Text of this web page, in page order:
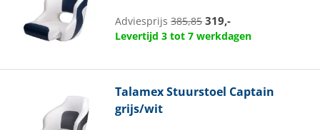
Adviesprijs385,85 319,-
Levertijd 3 tot 7 werkdagen
TalamexStuurstoel Captain
grijs/wit